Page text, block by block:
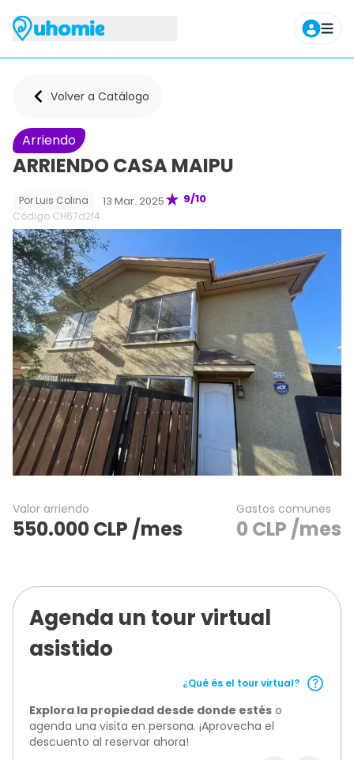
Agendar tour
Volver a Catálogo
Arriendo
ARRIENDO CASA MAIPU
9/10
Por Luis Colina 13 Mar. 2025
Código CH67d2f4
Valor arriendo
550.000CLP /mes
Gastos comunes
0 CLP /mes
Agenda un tour virtual
asistido
¿Qué és el tour virtual?
Explora la propiedad desde donde estés o
agenda una visita en persona. ¡Aprovecha el
descuento al reservar ahora!